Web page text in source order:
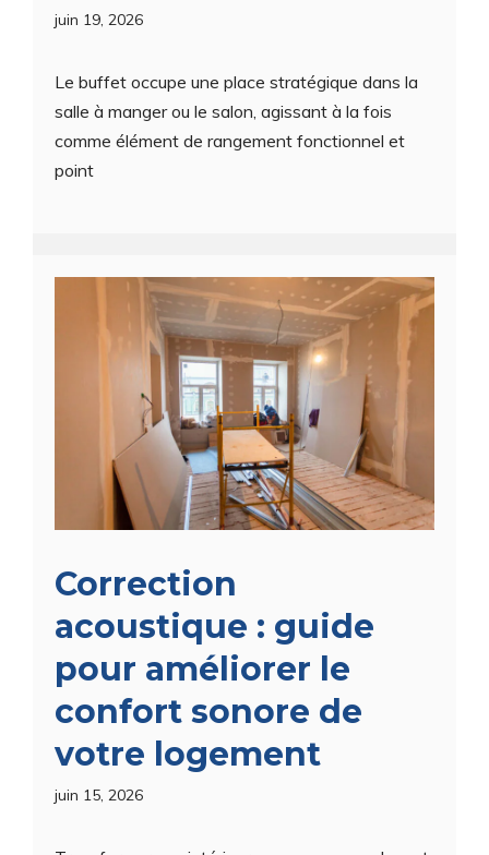
juin 19, 2026
Le buffet occupe une place stratégique dans la
salle à manger ou le salon, agissant à la fois
comme élément de rangement fonctionnel et
point
Correction
acoustique : guide
pour améliorer le
confort sonore de
votre logement
juin 15, 2026